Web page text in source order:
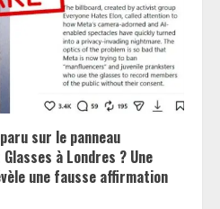
sur le panneau
à Londres ? Une
une fausse affirmation